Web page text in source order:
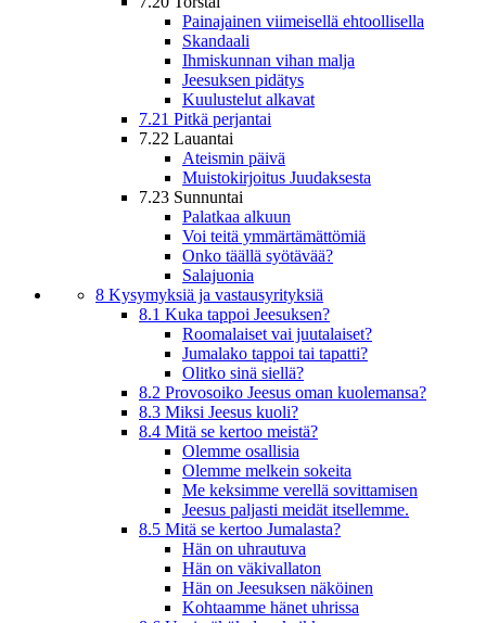
Painajainen viimeisellä ehtoollisella
Skandaali
Ihmiskunnan vihan malja
Jeesuksen pidätys
Kuulustelut alkavat
7.21 Pitkä perjantai
7.22 Lauantai
Ateismin päivä
Muistokirjoitus Juudaksesta
7.23 Sunnuntai
Palatkaa alkuun
Voi teitä ymmärtämättömiä
Onko täällä syötävää?
Salajuonia
8 Kysymyksiä ja vastausyrityksiä
8.1 Kuka tappoi Jeesuksen?
Roomalaiset vai juutalaiset?
Jumalako tappoi tai tapatti?
Olitko sinä siellä?
8.2 Provosoiko Jeesus oman kuolemansa?
8.3 Miksi Jeesus kuoli?
8.4 Mitä se kertoo meistä?
Olemme osallisia
Olemme melkein sokeita
Me keksimme verellä sovittamisen
Jeesus paljasti meidät itsellemme.
8.5 Mitä se kertoo Jumalasta?
Hän on uhrautuva
Hän on väkivallaton
Hän on Jeesuksen näköinen
Kohtaamme hänet uhrissa